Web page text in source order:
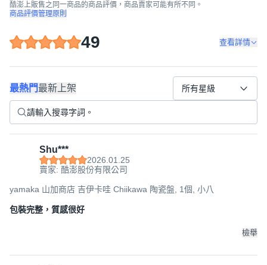
酷澎上販售之同一商品的商品評價，商品賣家可能有所不同。
商品評價管理原則
49 查看詳情
最熱門最新上架 所有星級
Shu***
2026.01.25
賣家: 酷澎股份有限公司
yamaka 山加商店 吉伊卡哇 Chiikawa 陶瓷盤, 1個, 小八
包裝完整，質感很好
檢舉